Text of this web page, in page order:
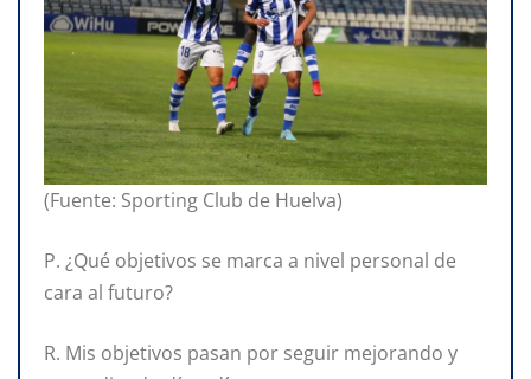
(Fuente: Sporting Club de Huelva)
P. ¿Qué objetivos se marca a nivel personal de
cara al futuro?
R. Mis objetivos pasan por seguir mejorando y